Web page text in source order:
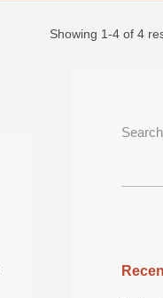
Showing 1-4 of 4
Search